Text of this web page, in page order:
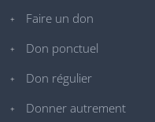
Faire un don
Don ponctuel
Don régulier
Donner autrement